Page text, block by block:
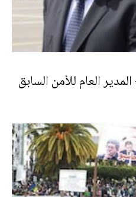
العام للأمن السابق